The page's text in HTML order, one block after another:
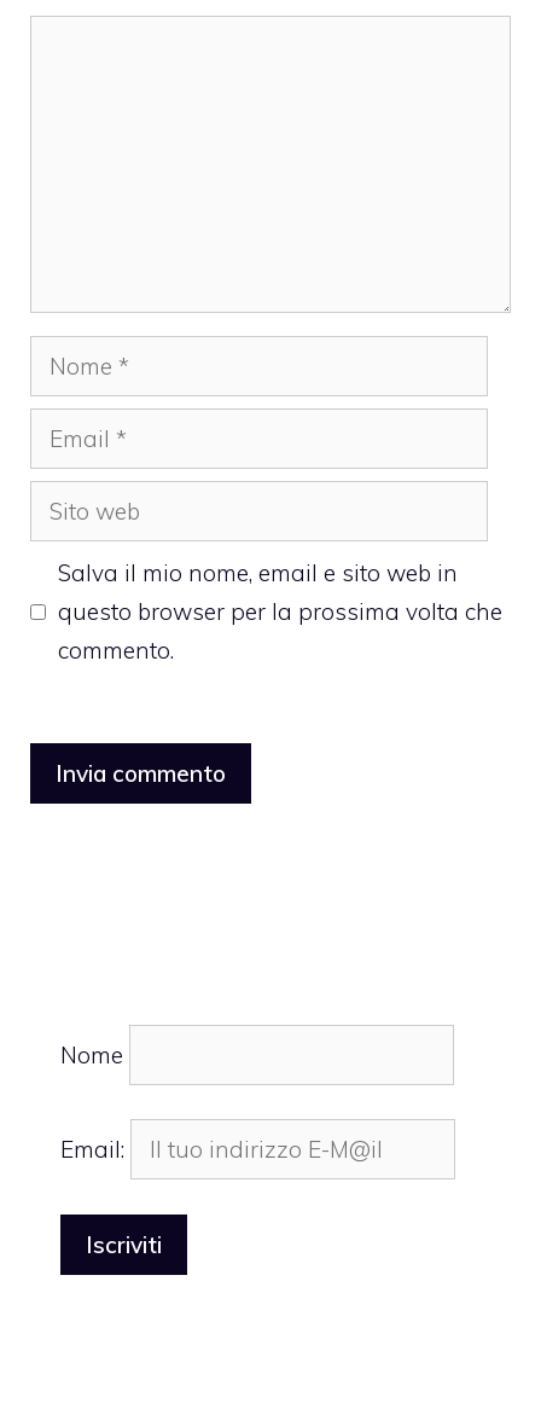
Nome
Email
Sito
web
Salva il mio nome, email e sito web in
questo browser per la prossima volta che
commento.
Nome
Email: